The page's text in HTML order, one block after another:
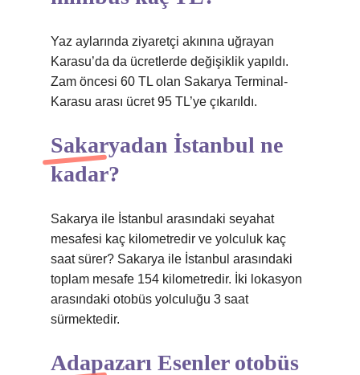
Yaz aylarında ziyaretçi akınına uğrayan
Karasu’da da ücretlerde değişiklik yapıldı.
Zam öncesi 60 TL olan Sakarya Terminal-
Karasu arası ücret 95 TL’ye çıkarıldı.
Sakaryadan İstanbul ne
kadar?
Sakarya ile İstanbul arasındaki seyahat
mesafesi kaç kilometredir ve yolculuk kaç
saat sürer? Sakarya ile İstanbul arasındaki
toplam mesafe 154 kilometredir. İki lokasyon
arasındaki otobüs yolculuğu 3 saat
sürmektedir.
Adapazarı Esenler otobüs